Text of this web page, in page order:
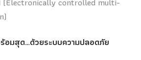
อมสุด…ด้วยระบบความปลอดภัย